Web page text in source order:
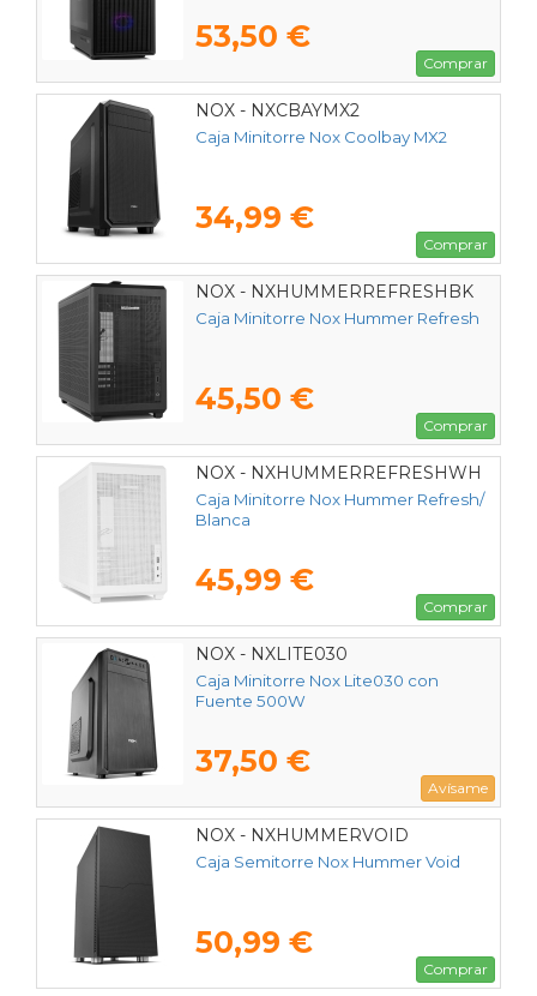
53,50 €
Comprar
NOX - NXCBAYMX2
Caja Minitorre Nox Coolbay MX2
34,99 €
Comprar
NOX - NXHUMMERREFRESHBK
Caja Minitorre Nox Hummer Refresh
45,50 €
Comprar
NOX - NXHUMMERREFRESHWH
Caja Minitorre Nox Hummer Refresh/
Blanca
45,99 €
Comprar
NOX - NXLITE030
Caja Minitorre Nox Lite030 con
Fuente 500W
37,50 €
Avísame
NOX - NXHUMMERVOID
Caja Semitorre Nox Hummer Void
50,99 €
Comprar